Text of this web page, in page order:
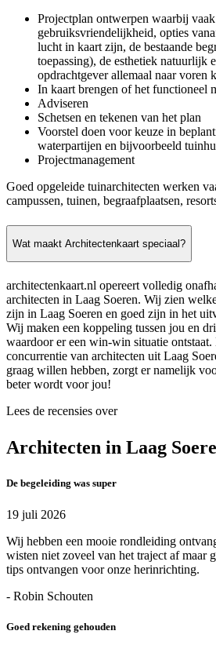
Projectplan ontwerpen waarbij
gebruiksvriendelijkheid, opties
lucht in kaart zijn, de bestaande
toepassing), de esthetiek natuurlijk
opdrachtgever allemaal naar voren
In kaart brengen of het functioneel
Adviseren
Schetsen en tekenen van het plan
Voorstel doen voor keuze in
waterpartijen en bijvoorbeeld
Projectmanagement
Goed opgeleide tuinarchitecten werken
campussen, tuinen, begraafplaatsen,
Wat maakt Architectenkaart speciaal?
architectenkaart.nl opereert volledig
architecten in Laag Soeren. Wij zien
zijn in Laag Soeren en goed zijn in het
Wij maken een koppeling tussen jou en
waardoor er een win-win situatie
concurrentie van architecten uit Laag
graag willen hebben, zorgt er namelijk
beter wordt voor jou!
Lees de recensies over
Architecten in Laag
De begeleiding was super
19 juli 2026
Wij hebben een mooie rondleiding
wisten niet zoveel van het traject af maar
tips ontvangen voor onze herinrichting.
- Robin Schouten
Goed rekening gehouden